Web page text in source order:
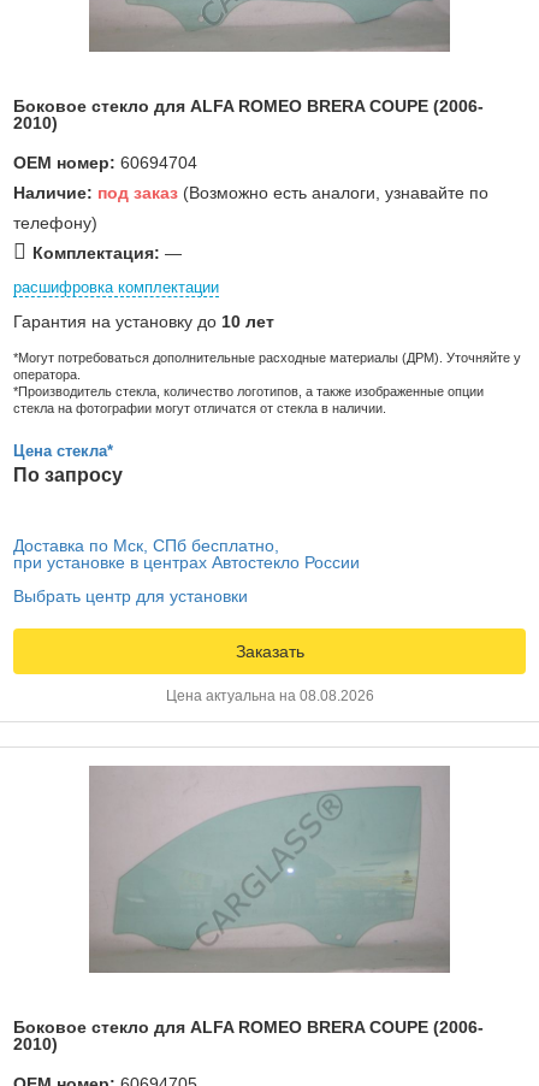
Боковое стекло для ALFA ROMEO BRERA COUPE (2006-
2010)
OEM номер: 60694704
Наличие: под заказ (Возможно есть аналоги, узнавайте по
телефону)
Комплектация: —
расшифровка комплектации
Гарантия на установку до 10 лет
*Могут потребоваться дополнительные расходные материалы (ДРМ). Уточняйте у
оператора.
*Производитель стекла, количество логотипов, а также изображенные опции
стекла на фотографии могут отличатся от стекла в наличии.
Цена стекла*
По запросу
Доставка по Мск, СПб бесплатно,
при установке в центрах Автостекло России
Выбрать центр для установки
Заказать
Цена актуальна на 08.08.2026
Боковое стекло для ALFA ROMEO BRERA COUPE (2006-
2010)